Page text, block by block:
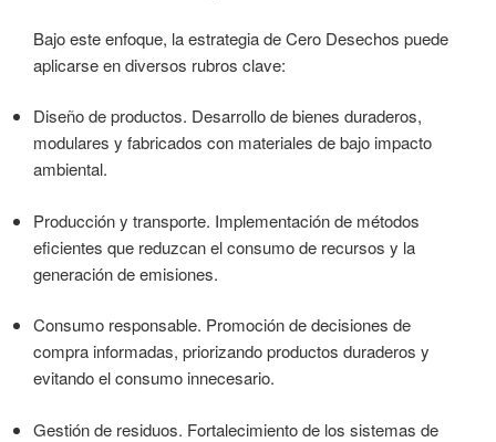
Bajo este enfoque, la estrategia de Cero Desechos puede
aplicarse en diversos rubros clave:
Diseño de productos. Desarrollo de bienes duraderos,
modulares y fabricados con materiales de bajo impacto
ambiental.
Producción y transporte. Implementación de métodos
eficientes que reduzcan el consumo de recursos y la
generación de emisiones.
Consumo responsable. Promoción de decisiones de
compra informadas, priorizando productos duraderos y
evitando el consumo innecesario.
Gestión de residuos. Fortalecimiento de los sistemas de